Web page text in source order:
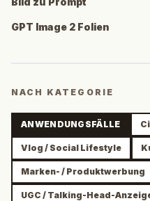
GPT Image 2 Folien
NACH KATEGORIE
ANWENDUNGSFÄLLE
Vlog / Social Lifestyle
Marken- / Produktwerbung
UGC / Talking-Head-